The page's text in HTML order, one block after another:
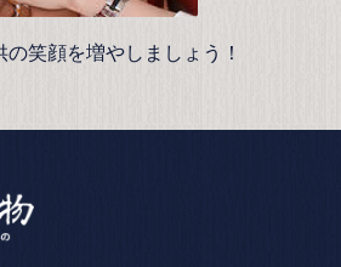
笑顔を増やしましょう！